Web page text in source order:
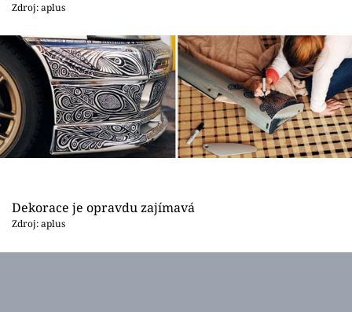
Videa
Sledujte prima+
Přihlášení
Zdroj: aplus
Dekorace je opravdu zajímavá
Zdroj: aplus